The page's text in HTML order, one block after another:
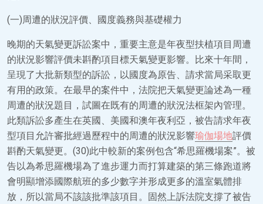
(一)周遭的狀況評價、國度義務與基礎權力
晚期的天氣變更訴訟案中，重要主意是年夜型扶植項目周遭
的狀況影響評價未斟酌項目標天氣變更影響。比來十年間，
呈現了大批新類型的訴訟，以國度為原告、請求當局采取更
有用的政策。在最早的案件中，法院把天氣變更論述為一種
周遭的狀況題目，試圖在既有的周遭的狀況法框架內管理。
此類訴訟多產生在英國、美國和澳年夜利亞，被告請求年夜
型項目允許審批經過歷程中的周遭的狀況影響瑜伽場地評價
斟酌天氣變更。(30)此中較新的案例包含“希思羅機場案”。被
告以為希思羅機場為了進步運力而打算建築的第三條跑道將
會明顯增添國際航班的多少數字并形成更多的溫室氣體排
放，所以當局不該該批準該項目。固然上訴法院支撐了被告